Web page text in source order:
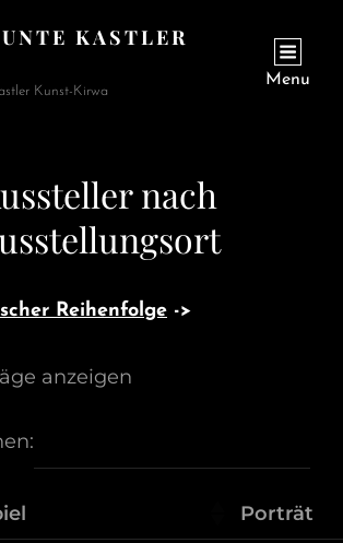
KASTLER
Kunst-Kirwa
Menu
nach
Reihenfolge ->
anzeigen
Porträt